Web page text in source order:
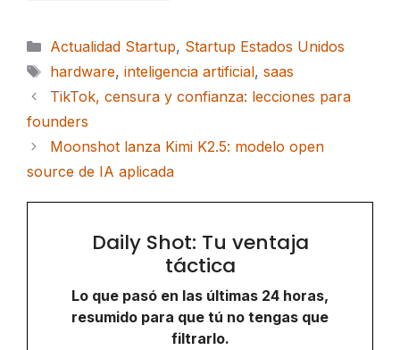
Categorías
Actualidad Startup, Startup Estados Unidos
Etiquetas
hardware, inteligencia artificial, saas
TikTok, censura y confianza: lecciones para
founders
Moonshot lanza Kimi K2.5: modelo open
source de IA aplicada
Daily Shot: Tu ventaja
táctica
Lo que pasó en las últimas 24 horas,
resumido para que tú no tengas que
filtrarlo.